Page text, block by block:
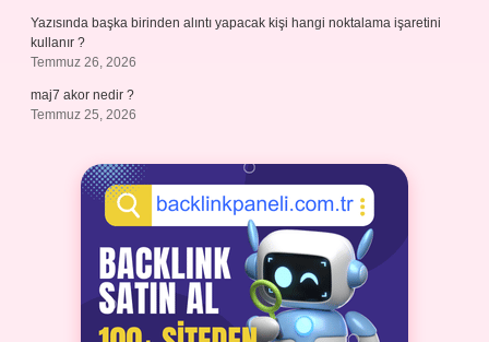
Yazısında başka birinden alıntı yapacak kişi hangi noktalama işaretini
kullanır ?
Temmuz 26, 2026
maj7 akor nedir ?
Temmuz 25, 2026